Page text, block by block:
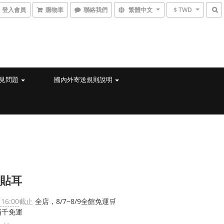
登入會員 購物車 聯絡我們 繁體中文 $ TWD
問題 國內外寄送規則說明
耳
截止 全店，8/7~8/9全館免運🛒
免運